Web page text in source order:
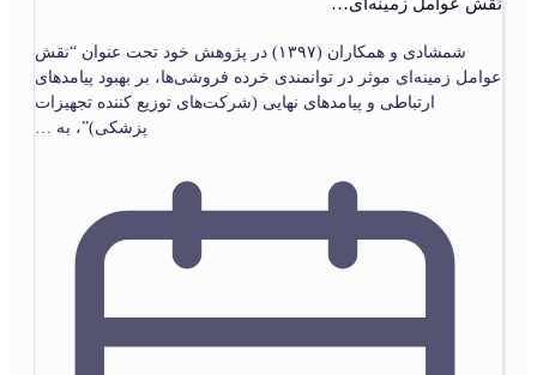
شمشادی و همکاران (۱۳۹۷) در پژوهش خود تحت عنوان “نقش
عوامل زمینه‏‌ای موثر در توانمندی خرده فروشی‌‏ها، بر بهبود پیامدهای
ارتباطی و پیامدهای نهایی (شرکت‌‏های توزیع کننده تجهیزات
پزشکی)”، به …